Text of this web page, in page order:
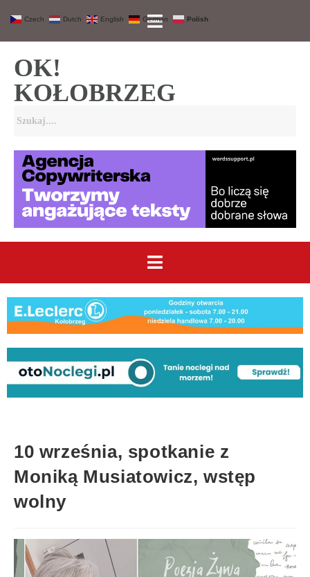
OK!
KOŁOBRZEG
10 września, spotkanie z
Moniką Musiatowicz, wstęp
wolny
Czech Dutch English German Polish